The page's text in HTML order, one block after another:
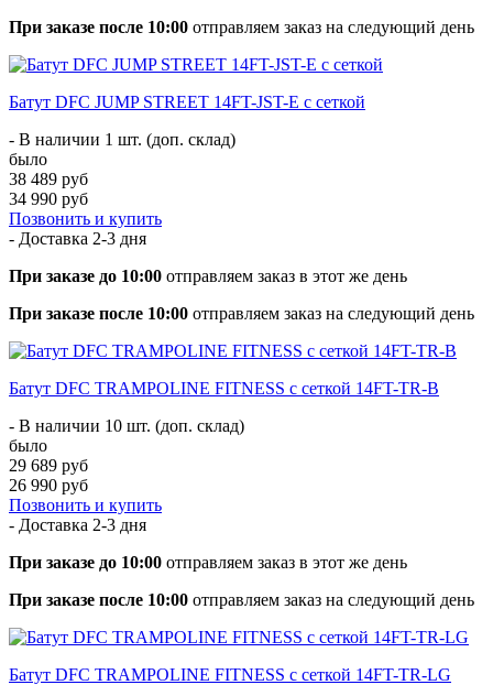
При заказе после 10:00 отправляем заказ на следующий день
Батут DFC JUMP STREET 14FT-JST-E c сеткой
- В наличии 1 шт. (доп. склад)
было
38 489 руб
34 990 руб
Позвонить и купить
- Доставка 2-3 дня
При заказе до 10:00 отправляем заказ в этот же день
При заказе после 10:00 отправляем заказ на следующий день
Батут DFC TRAMPOLINE FITNESS с сеткой 14FT-TR-B
- В наличии 10 шт. (доп. склад)
было
29 689 руб
26 990 руб
Позвонить и купить
- Доставка 2-3 дня
При заказе до 10:00 отправляем заказ в этот же день
При заказе после 10:00 отправляем заказ на следующий день
Батут DFC TRAMPOLINE FITNESS с сеткой 14FT-TR-LG